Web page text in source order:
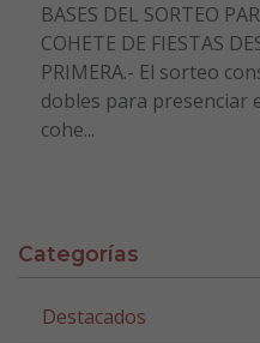
BASES DEL SORTEO
COHETE DE FIESTAS
PRIMERA.- El sorteo
dobles para presenciar
cohe...
Categorías
Destacados